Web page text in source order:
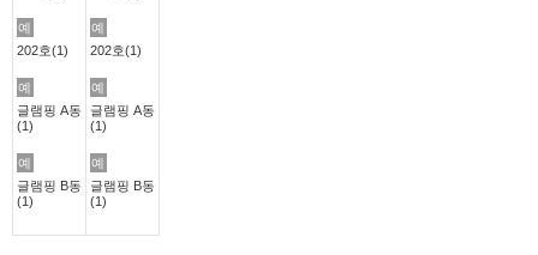
예
202호(1)
예
글램핑 A동
(1)
예
글램핑 B동
(1)
예
202호(1)
예
글램핑 A동
(1)
예
글램핑 B동
(1)